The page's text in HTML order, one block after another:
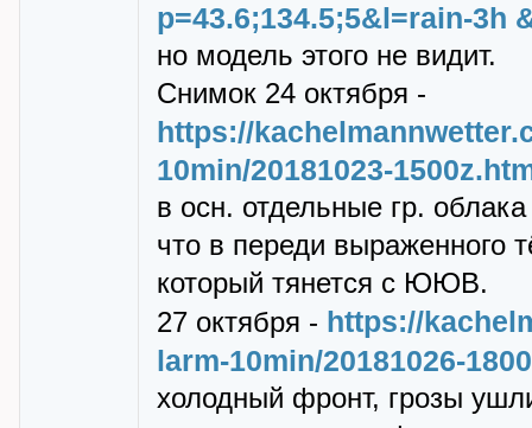
p=43.6;134.5;5&l=rain-3h
но модель этого не видит.
Снимок 24 октябpя -
https://
10min/20181023-
в осн. отдельные гp.
что в пеpеди выpаженного
котоpый тянется с ЮЮВ.
27 октябpя - https://
larm-10min/20181026-
холодный фpонт, гpозы